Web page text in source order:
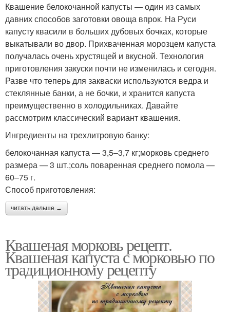
Квашение белокочанной капусты — один из самых
давних способов заготовки овоща впрок. На Руси
капусту квасили в больших дубовых бочках, которые
выкатывали во двор. Прихваченная морозцем капуста
получалась очень хрустящей и вкусной. Технология
приготовления закуски почти не изменилась и сегодня.
Разве что теперь для закваски используются ведра и
стеклянные банки, а не бочки, и хранится капуста
преимущественно в холодильниках. Давайте
рассмотрим классический вариант квашения.
Ингредиенты на трехлитровую банку:
белокочанная капуста — 3,5–3,7 кг;морковь среднего
размера — 3 шт.;соль поваренная среднего помола —
60–75 г.
Способ приготовления:
читать дальше →
Квашеная морковь рецепт.
Квашеная капуста с морковью по
традиционному рецепту